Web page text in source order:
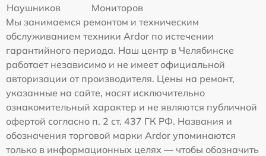
Наушников
Мониторов
Мы занимаемся ремонтом и техническим
обслуживанием техники Ardor по истечении
гарантийного периода. Наш центр в Челябинске
работает независимо и не имеет официальной
авторизации от производителя. Цены на ремонт,
указанные на сайте, носят исключительно
ознакомительный характер и не являются публичной
офертой согласно п. 2 ст. 437 ГК РФ. Названия и
обозначения торговой марки Ardor упоминаются
только в информационных целях — чтобы обозначить